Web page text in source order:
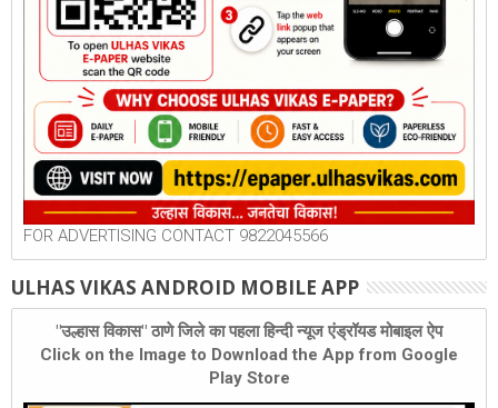
FOR ADVERTISING CONTACT 9822045566
ULHAS VIKAS ANDROID MOBILE APP
"उल्हास विकास" ठाणे जिले का पहला हिन्दी न्यूज एंड्रॉयड मोबाइल ऐप
Click on the Image to Download the App from Google
Play Store